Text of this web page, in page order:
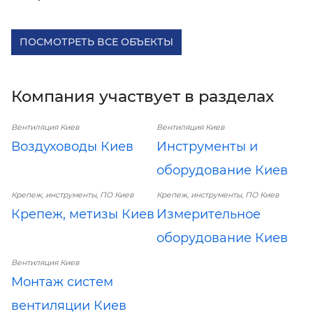
ПОСМОТРЕТЬ ВСЕ ОБЪЕКТЫ
Компания участвует в разделах
Вентиляция Киев
Воздуховоды Киев
Вентиляция Киев
Инструменты и
оборудование Киев
Крепеж, инструменты, ПО Киев
Крепеж, метизы Киев
Крепеж, инструменты, ПО Киев
Измерительное
оборудование Киев
Вентиляция Киев
Монтаж систем
вентиляции Киев